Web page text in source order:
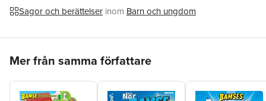
ISBN
9789174052978
Sagor och berättelser inom Barn och ungdom
Mer från samma författare